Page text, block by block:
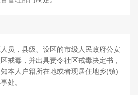
员，县级、设区的市级人民政府公安
戒毒，并出具责令社区戒毒决定书，
本人户籍所在地或者现居住地乡(镇)
处。